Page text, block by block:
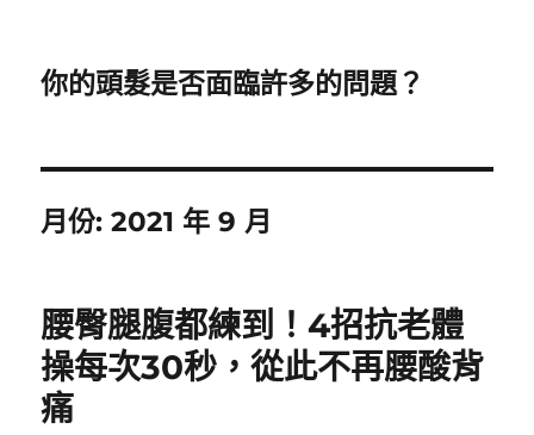
你的頭髮是否面臨許多的問題？
月份:2021 年 9 月
腰臀腿腹都練到！4招抗老體
操每次30秒，從此不再腰酸背
痛